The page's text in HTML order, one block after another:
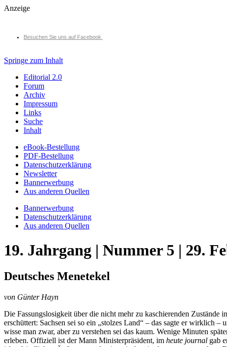
Anzeige
Besuchen Sie uns auf Facebook
Springe zum Inhalt
Editorial 2.0
Forum
Archiv
Impressum
Links
Suche
Inhalt
eBook-Bestellung
PDF-Bestellung
Datenschutzerklärung
Newsletter
Bannerwerbung
Aus anderen Quellen
Bannerwerbung
Datenschutzerklärung
Aus anderen Quellen
19. Jahrgang | Nummer 5 | 29.
Deutsches Menetekel
von Günter Hayn
Die Fassungslosigkeit über die nicht mehr zu kaschierenden
erschüttert: Sachsen sei so ein „stolzes Land“ – das sagte er wirklich
wisse man zwar, aber zu verstehen sei das kaum. Wenige Minuten
erleben. Offiziell ist der Mann Ministerpräsident, im heute journal gab